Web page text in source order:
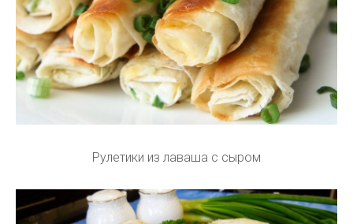
Рулетики из лаваша с сыром